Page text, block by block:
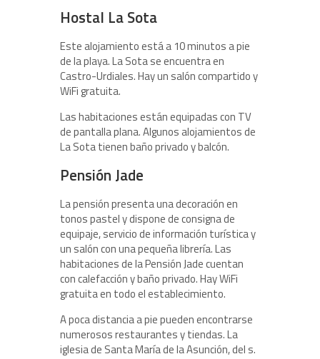
Hostal La Sota
Este alojamiento está a 10 minutos a pie
de la playa. La Sota se encuentra en
Castro-Urdiales. Hay un salón compartido y
WiFi gratuita.
Las habitaciones están equipadas con TV
de pantalla plana. Algunos alojamientos de
La Sota tienen baño privado y balcón.
Pensión Jade
La pensión presenta una decoración en
tonos pastel y dispone de consigna de
equipaje, servicio de información turística y
un salón con una pequeña librería. Las
habitaciones de la Pensión Jade cuentan
con calefacción y baño privado. Hay WiFi
gratuita en todo el establecimiento.
A poca distancia a pie pueden encontrarse
numerosos restaurantes y tiendas. La
iglesia de Santa María de la Asunción, del s.